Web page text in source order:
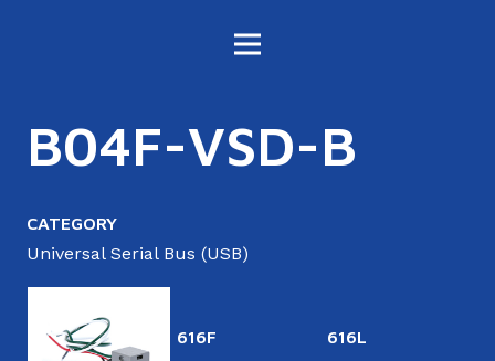
B04F-VSD-B
CATEGORY
Universal Serial Bus (USB)
616F 616L